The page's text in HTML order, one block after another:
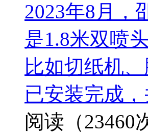
2023年8月，
是1.8米双喷
比如切纸机
已安装完成
阅读（23460